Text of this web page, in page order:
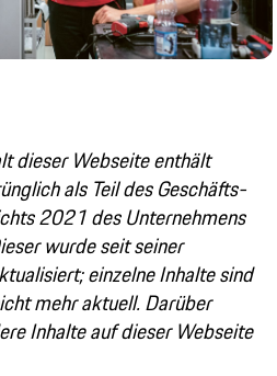
dieser Webseite enthält
als Teil des Geschäfts-
2021 des Unternehmens
wurde seit seiner
einzelne Inhalte sind
mehr aktuell. Darüber
Inhalte auf dieser Webseite